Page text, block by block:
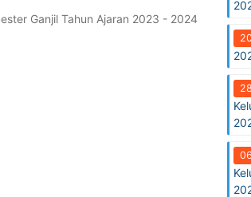
Ganjil Tahun Ajaran 2023 - 2024